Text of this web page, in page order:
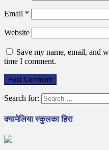
Email *
Website
Save my name, email, and
time I comment.
Search for:
क्यामेलिया स्कुलका हिरा